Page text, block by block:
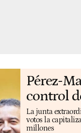
Pérez-
control
La junta
votos la
millones